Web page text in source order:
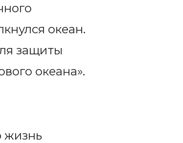
океан.
защиты
океана».
жизнь